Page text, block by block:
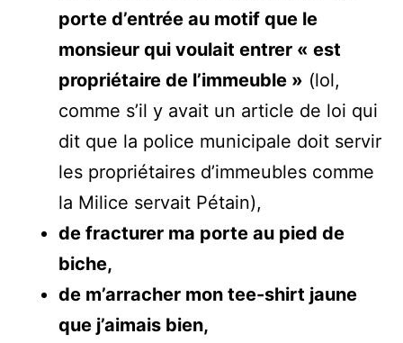
porte d’entrée au motif que le
monsieur qui voulait entrer « est
propriétaire de l’immeuble » (lol,
comme s’il y avait un article de loi qui
dit que la police municipale doit servir
les propriétaires d’immeubles comme
la Milice servait Pétain),
de fracturer ma porte au pied de
biche,
de m’arracher mon tee-shirt jaune
que j’aimais bien,